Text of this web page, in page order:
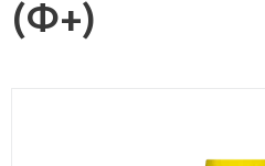
(Ф+)